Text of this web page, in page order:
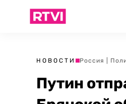
НОВОСТИ Россия
Путин